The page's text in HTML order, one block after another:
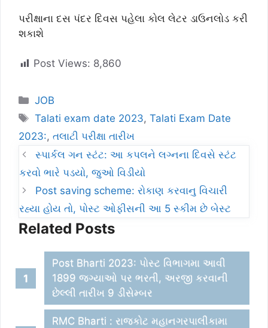
પરીક્ષાના દસ પંદર દિવસ પહેલા કોલ લેટર ડાઉનલોડ કરી
શકાશે
Post Views: 8,860
Categories
JOB
Tags
Talati exam date 2023,Talati Exam Date
2023:, તલાટી પરીક્ષા તારીખ
સ્પાર્કલ ગન સ્ટંટ: આ કપલને લગ્નના દિવસે સ્ટંટ
કરવો ભારે પડયો, જુઓ વિડીયો
Post saving scheme: રોકાણ કરવાનુ વિચારી
રહ્યા હોય તો, પોસ્ટ ઓફીસની આ 5 સ્કીમ છે બેસ્ટ
Related Posts
Post Bharti 2023: પોસ્ટ વિભાગમા આવી
1899 જગ્યાઓ પર ભરતી, અરજી કરવાની
છેલ્લી તારીખ 9 ડીસેમ્બર
RMC Bharti : રાજકોટ મહાનગરપાલીકામા